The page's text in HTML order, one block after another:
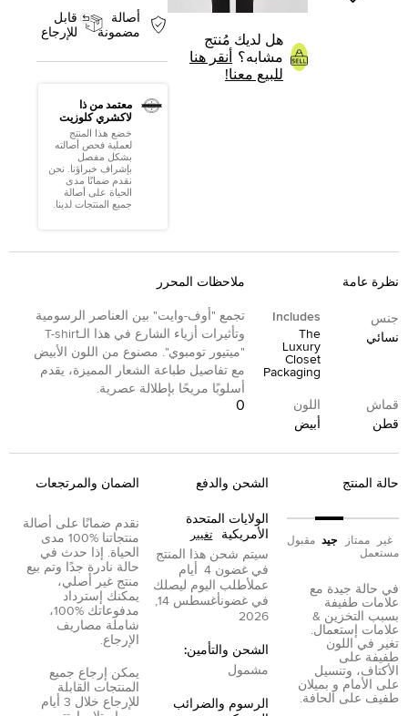
هل لديك مُنتج
مشابه؟
أنقر هنا
للبيع معنا!
أصالة
مضمونة
قابل
للإرجاع
معتمد من ذا
لاكشري كلوزيت
خضع هذا المنتج
لعملية فحص أصالته
بشكل مفصل
بإشراف خبراؤنا. نحن
نقدم ضمانًا مدى
الحياة على أصالة
جميع المنتجات لدينا.
نظرة عامة
جنس
نسائي
Includes
The
Luxury
Closet
Packaging
قماش
قطن
اللون
أبيض
ملاحظات المحرر
تجمع "أوف-وايت" بين العناصر الرسومية
وتأثيرات أزياء الشارع في هذا الـT-shirt
"ميتيور تومبوي". مصنوع من اللون الأبيض
مع تفاصيل طباعة الشعار المميزة، يقدم
أسلوبًا مريحًا بإطلالة عصرية.
0
حالة المنتج
غير
مستعمل
ممتاز جيد مقبول
في حالة جيدة مع
علامات طفيفة
بسبب التخزين &
علامات إستعمال.
تغير في اللون
طفيفة على
الأكتاف، وتنسيل
على الأمام و بميلان
طفيف على الحافة.
الشحن والدفع
الولايات المتحدة
الأمريكية
تغيير
سيتم شحن هذا المنتج
في غضون 4
أيام
عملأطلب اليوم ليصلك
في غضون
أغسطس 14,
2026
الشحن والتأمين:
مشمول
الرسوم والضرائب
الضمان والمرتجعات
نقدم ضمانًا على أصالة
منتجاتنا %100 مدى
الحياة. إذا حدث في
حالة نادرة جدًا وتم بيع
منتج غير أصلي،
يمكنك إسترداد
مدفوعاتك %100،
شاملة مصاريف
الإرجاع.
يمكن إرجاع جميع
المنتجات القابلة
للإرجاع خلال 3 أيام